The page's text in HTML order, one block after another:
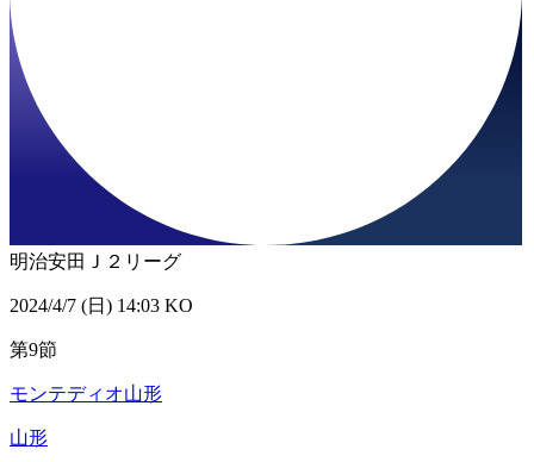
明治安田Ｊ２リーグ
2024/4/7 (日) 14:03 KO
第9節
モンテディオ山形
山形